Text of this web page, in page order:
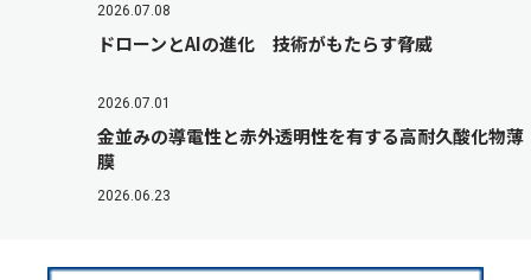
2026.07.08
ドローンとAIの進化 技術がもたらす脅威
2026.07.01
金並みの導電性と赤外透明性を有する高耐久酸化物薄
膜
2026.06.23